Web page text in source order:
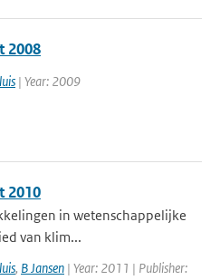
2008
| Year: 2009
2010
in wetenschappelijke
van klim...
, B Jansen | Year: 2011 | Publisher: